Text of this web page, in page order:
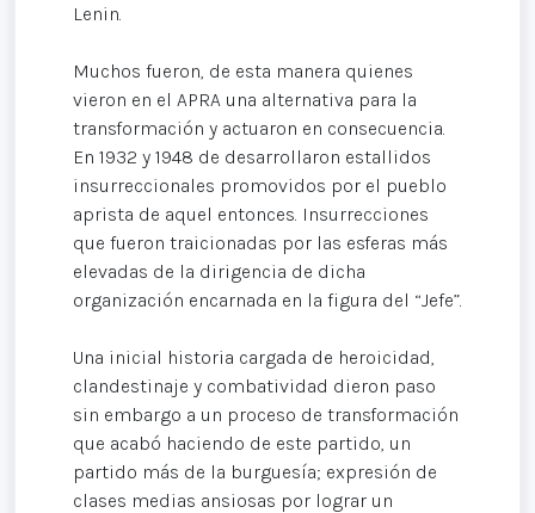
Lenin.
Muchos fueron, de esta manera quienes
vieron en el APRA una alternativa para la
transformación y actuaron en consecuencia.
En 1932 y 1948 de desarrollaron estallidos
insurreccionales promovidos por el pueblo
aprista de aquel entonces. Insurrecciones
que fueron traicionadas por las esferas más
elevadas de la dirigencia de dicha
organización encarnada en la figura del “Jefe”.
Una inicial historia cargada de heroicidad,
clandestinaje y combatividad dieron paso
sin embargo a un proceso de transformación
que acabó haciendo de este partido, un
partido más de la burguesía; expresión de
clases medias ansiosas por lograr un